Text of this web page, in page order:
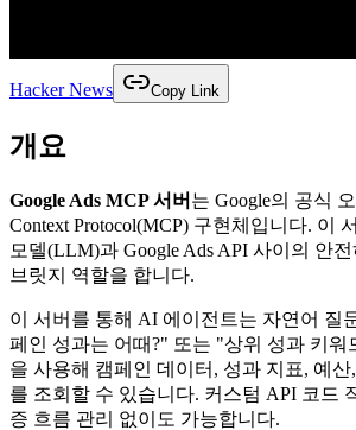
Hacker News Copy Link
개요
Google Ads MCP 서버 는 Google의 공식
Context Protocol(MCP) 구현체입니다. 이
모델(LLM)과 Google Ads API 사이의 안
브릿지 역할을 합니다.
이 서버를 통해 AI 에이전트는 자연어 질
페인 성과는 어때?" 또는 "상위 성과 키워
을 사용해 캠페인 데이터, 성과 지표, 예산
를 조회할 수 있습니다. 커스텀 API 코드
증 흐름 관리 없이도 가능합니다.